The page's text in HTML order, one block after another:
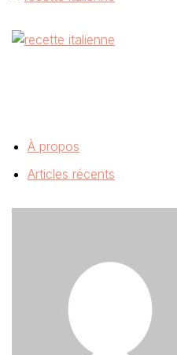
À propos
Articles récents